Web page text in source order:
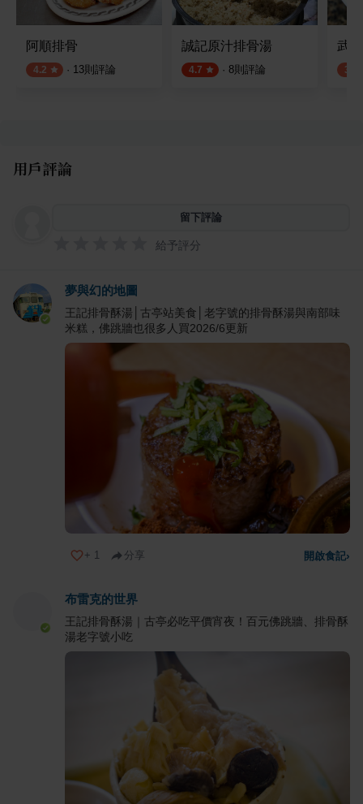
阿順排骨
4.2 · 13則評論
誠記原汁排骨湯
4.7 · 8則評論
武
3.5
用戶評論
留下評論
給予評分
夢與幻的地圖
王記排骨酥湯│古亭站美食│老字號的排骨酥湯與南部味
米糕，佛跳牆也很多人買2026/6更新
+ 1 分享 開啟食記›
布雷克的世界
王記排骨酥湯｜古亭必吃平價宵夜！百元佛跳牆、排骨酥
湯老字號小吃